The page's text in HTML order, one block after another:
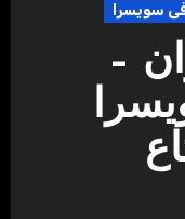
سويسرا
–